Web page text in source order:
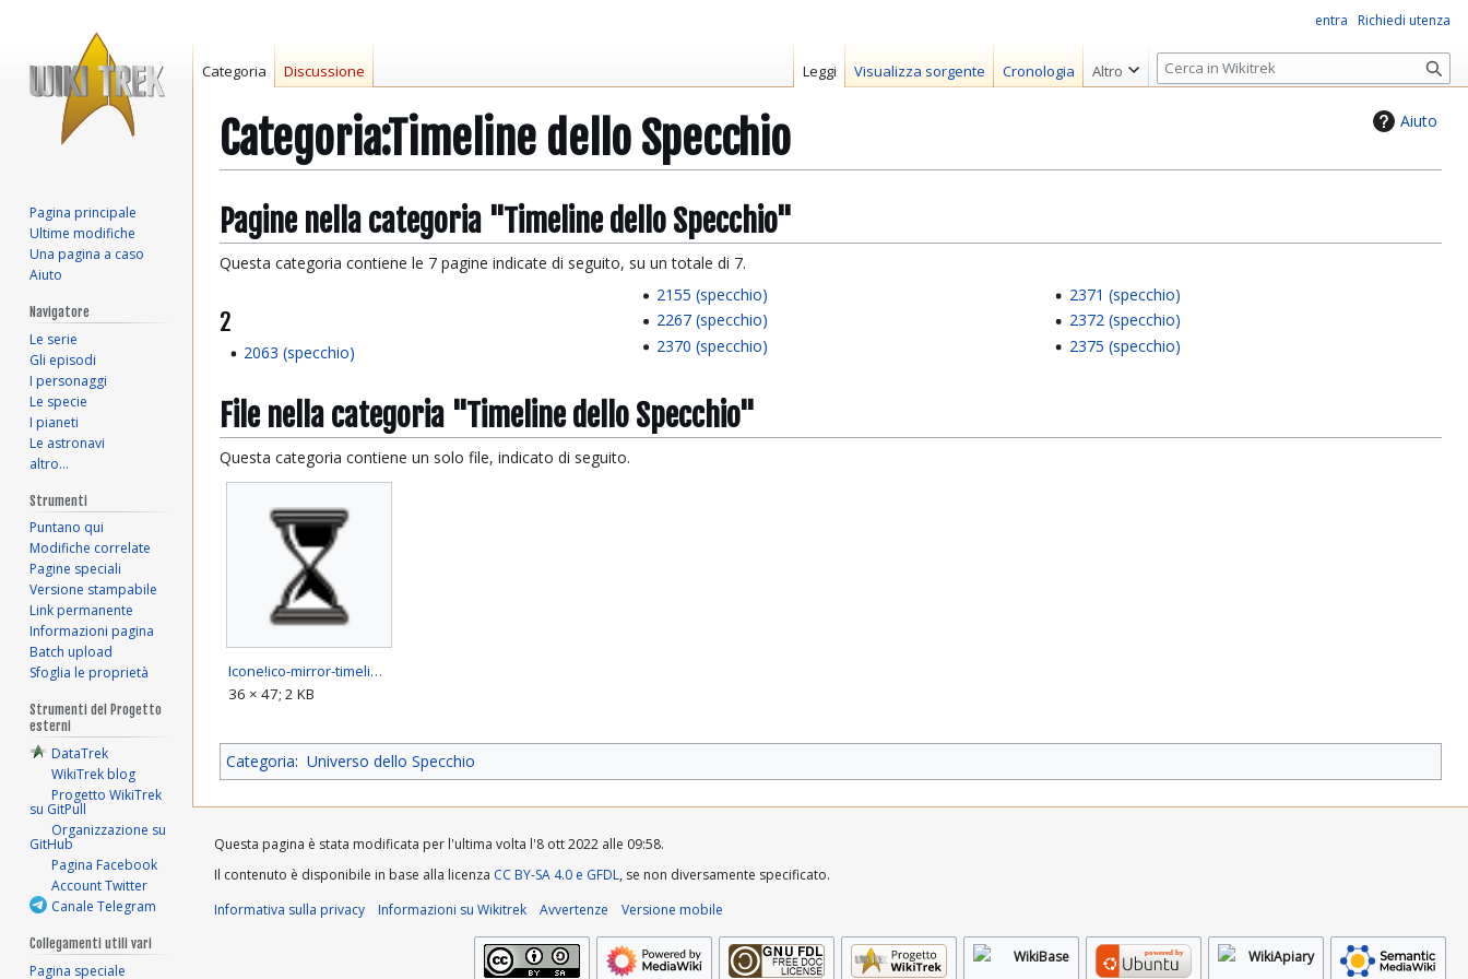
Aiuto
Categoria:Timeline dello Specchio
Vai
alla
navigazione
Vai
alla
ricerca
Pagine nella categoria "Timeline dello Specchio"
Questa categoria contiene le 7 pagine indicate di seguito, su un totale di 7.
2
2063 (specchio)
2155 (specchio)
2267 (specchio)
2370 (specchio)
2371 (specchio)
2372 (specchio)
2375 (specchio)
File nella categoria "Timeline dello Specchio"
Questa categoria contiene un solo file, indicato di seguito.
Icone!ico-mirror-timeline.png
36 × 47; 2 KB
Categoria: Universo dello Specchio
entra Richiedi utenza
Categoria Discussione Leggi Visualizza sorgente Cronologia Altro
R
i
r
Pagina principale
Ultime modifiche
Una pagina a caso
Aiuto
Navigatore
Le serie
Gli episodi
I personaggi
Le specie
I pianeti
Le astronavi
altro…
Strumenti
Puntano qui
Modifiche correlate
Pagine speciali
Versione stampabile
Link permanente
Informazioni pagina
Batch upload
Sfoglia le proprietà
Strumenti del Progetto
esterni
DataTrek
WikiTrek blog
Progetto WikiTrek
su GitPull
Organizzazione su
GitHub
Pagina Facebook
Account Twitter
Canale Telegram
Collegamenti utili vari
Pagina speciale
Questa pagina è stata modificata per l'ultima volta l'8 ott 2022 alle 09:58.
Il contenuto è disponibile in base alla licenza CC BY-SA 4.0 e GFDL, se non diversamente specificato.
Informativa sulla privacy
Informazioni su Wikitrek Avvertenze Versione mobile